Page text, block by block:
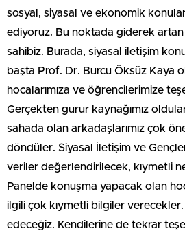
sosyal, siyasal ve ekonomik
ediyoruz. Bu noktada giderek artan
sahibiz. Burada, siyasal iletişim
başta Prof. Dr. Burcu Öksüz Kaya
hocalarımıza ve öğrencilerimize
Gerçekten gurur kaynağımız
sahada olan arkadaşlarımız çok
döndüler. Siyasal İletişim ve
veriler değerlendirilecek, kıymetli
Panelde konuşma yapacak olan
ilgili çok kıymetli bilgiler
edeceğiz. Kendilerine de tekrar